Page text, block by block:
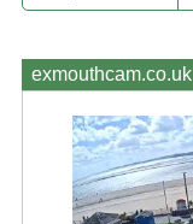
exmouthcam.co.uk